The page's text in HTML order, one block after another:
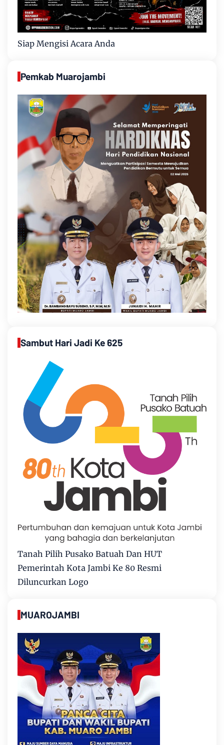
Siap Mengisi Acara Anda
Pemkab Muarojambi
Sambut Hari Jadi Ke 625
Tanah Pilih Pusako Batuah Dan HUT
Pemerintah Kota Jambi Ke 80 Resmi
Diluncurkan Logo
MUAROJAMBI